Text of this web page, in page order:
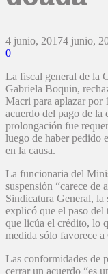
4 junio, 20174 junio,
0
La fiscal general de la
Gabriela Boquin,
Macri para aplazar por
acuerdo del pago de la
prolongación fue
luego de haber pedido
en la causa.
La funcionaria del
suspensión “carece de
Sindicatura General, la
explicó que el paso del
que licúa el crédito, lo
medida sólo favorece
Las conformidades de
cerrar un acuerdo “es